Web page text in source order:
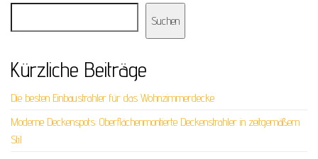
Suchen
Kürzliche Beiträge
Die besten Einbaustrahler für das Wohnzimmerdecke
Moderne Deckenspots: Oberflächenmontierte Deckenstrahler in zeitgemäßem
Stil